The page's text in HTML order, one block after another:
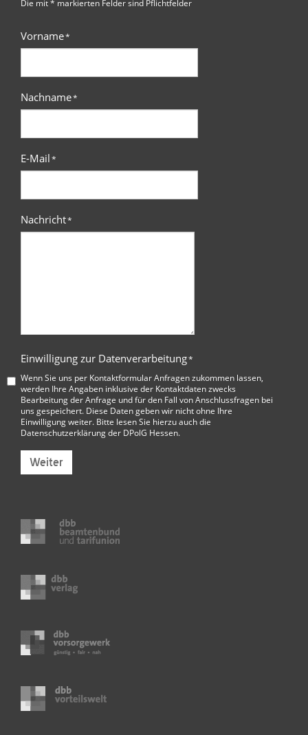
Die mit * markierten Felder sind Pflichtfelder
Vorname*
Nachname*
E-Mail*
Nachricht*
Einwilligung zur Datenverarbeitung*
Wenn Sie uns per Kontaktformular Anfragen zukommen lassen,
werden Ihre Angaben inklusive der Kontaktdaten zwecks
Bearbeitung der Anfrage und für den Fall von Anschlussfragen bei
uns gespeichert. Diese Daten geben wir nicht ohne Ihre
Einwilligung weiter. Bitte lesen Sie hierzu auch die
Datenschutzerklärung der DPolG Hessen.
Weiter